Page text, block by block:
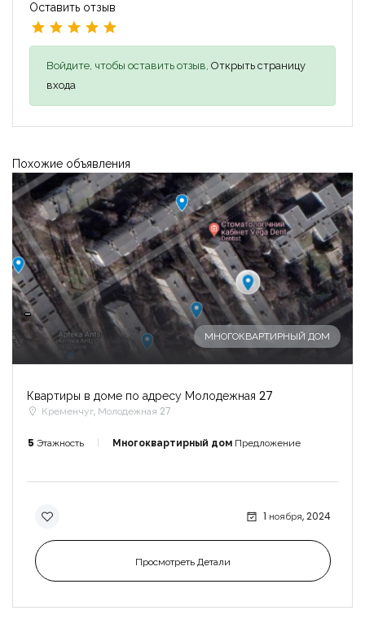
Оставить отзыв
Войдите, чтобы оставить отзыв, Открыть страницу
входа
Похожие объявления
-
МНОГОКВАРТИРНЫЙ ДОМ
Квартиры в доме по адресу Молодежная 27
Кременчуг, Молодежная 27
5 Этажность Многоквартирный дом Предложение
1 ноября, 2024
Просмотреть Детали